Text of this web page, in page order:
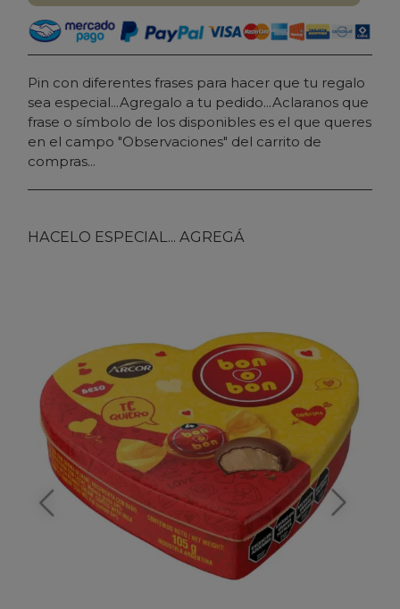
Pin con diferentes frases para hacer que tu regalo
sea especial...Agregalo a tu pedido...Aclaranos que
frase o símbolo de los disponibles es el que queres
en el campo "Observaciones" del carrito de
compras...
HACELO ESPECIAL... AGREGÁ